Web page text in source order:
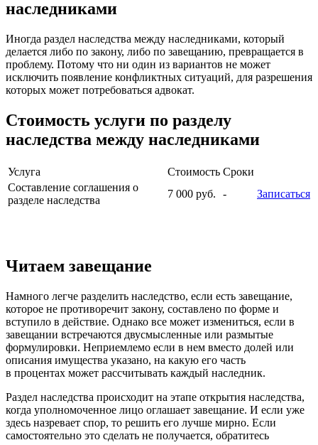
наследниками
Иногда раздел наследства между наследниками, который
делается либо по закону, либо по завещанию, превращается в
проблему. Потому что ни один из вариантов не может
исключить появление конфликтных ситуаций, для разрешения
которых может потребоваться адвокат.
Стоимость услуги по разделу
наследства между наследниками
Услуга Стоимость Сроки
Составление соглашения о
разделе наследства
7 000 руб. - Записаться
Читаем завещание
Намного легче разделить наследство, если есть завещание,
которое не противоречит закону, составлено по форме и
вступило в действие. Однако все может измениться, если в
завещании встречаются двусмысленные или размытые
формулировки. Неприемлемо если в нем вместо долей или
описания имущества указано, на какую его часть
в процентах может рассчитывать каждый наследник.
Раздел наследства происходит на этапе открытия наследства,
когда уполномоченное лицо оглашает завещание. И если уже
здесь назревает спор, то решить его лучше мирно. Если
самостоятельно это сделать не получается, обратитесь